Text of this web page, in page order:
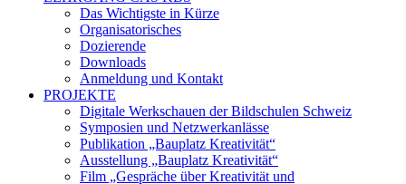
Das Wichtigste in Kürze
Organisatorisches
Dozierende
Downloads
Anmeldung und Kontakt
PROJEKTE
Digitale Werkschauen der Bildschulen Schweiz
Symposien und Netzwerkanlässe
Publikation „Bauplatz Kreativität“
Ausstellung „Bauplatz Kreativität“
Film „Gespräche über Kreativität und